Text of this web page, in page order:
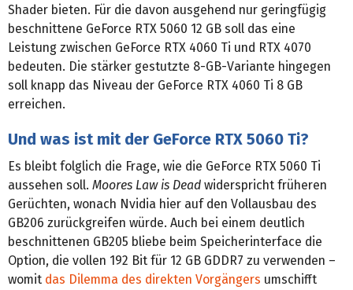
Shader bieten. Für die davon ausgehend nur geringfügig
beschnittene GeForce RTX 5060 12 GB soll das eine
Leistung zwischen GeForce RTX 4060 Ti und RTX 4070
bedeuten. Die stärker gestutzte 8-GB-Variante hingegen
soll knapp das Niveau der GeForce RTX 4060 Ti 8 GB
erreichen.
Und was ist mit der GeForce RTX 5060 Ti?
Es bleibt folglich die Frage, wie die GeForce RTX 5060 Ti
aussehen soll. Moores Law is Dead widerspricht früheren
Gerüchten, wonach Nvidia hier auf den Vollausbau des
GB206 zurückgreifen würde. Auch bei einem deutlich
beschnittenen GB205 bliebe beim Speicherinterface die
Option, die vollen 192 Bit für 12 GB GDDR7 zu verwenden –
womit das Dilemma des direkten Vorgängers umschifft